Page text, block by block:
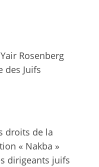
Rosenberg
des Juifs
droits de la
« Nakba »
dirigeants juifs